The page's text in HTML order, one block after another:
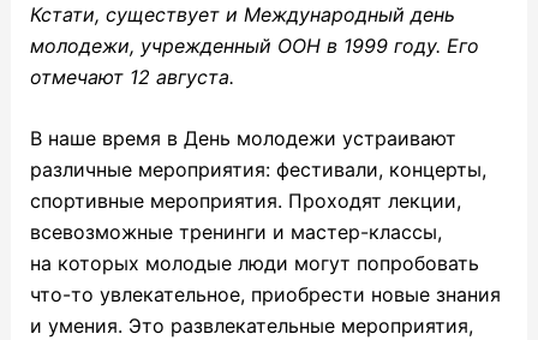
Кстати, существует и Международный день
молодежи, учрежденный ООН в 1999 году. Его
отмечают 12 августа.
В наше время в День молодежи устраивают
различные мероприятия: фестивали, концерты,
спортивные мероприятия. Проходят лекции,
всевозможные тренинги и мастер-классы,
на которых молодые люди могут попробовать
что-то увлекательное, приобрести новые знания
и умения. Это развлекательные мероприятия,